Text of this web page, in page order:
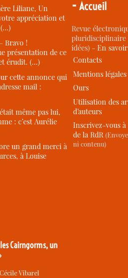
Liliane, Un
appréciation et
Bravo !
présentation de ce
érudit. (…)
cette annonce qui
mail :
même pas lui,
: c’est Aurélie
un grand merci à
à Louise
Cairngorms, un
Cécile Vibarel
-Accueil
Revue
idées) -En
Contacts
Mentions légales
Ours
Utilisation des
d’auteurs
Inscrivez-vous
de la RdR
ni contenu)